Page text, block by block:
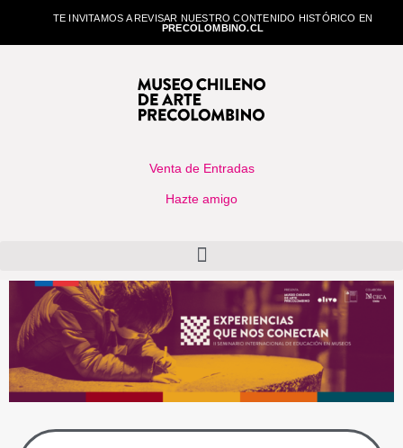
TE INVITAMOS A REVISAR NUESTRO CONTENIDO HISTÓRICO EN
PRECOLOMBINO.CL
Venta de Entradas
Hazte amigo